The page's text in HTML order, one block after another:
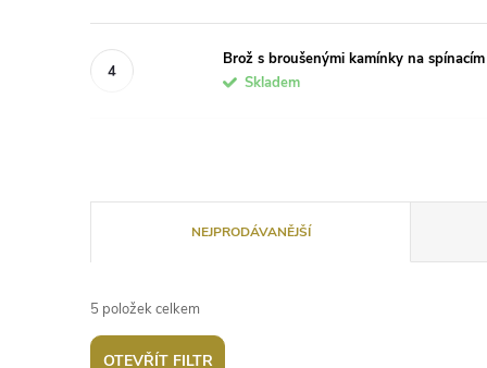
Brož s broušenými kamínky na
Skladem
a
z
NEJPRODÁVANĚJŠÍ
5 položek celkem
OTEVŘÍT FILTR